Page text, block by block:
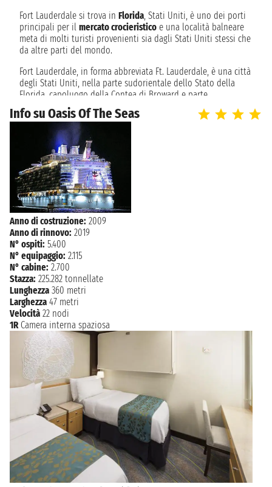
Fort Lauderdale si trova in Florida, Stati Uniti, è uno dei porti
principali per il mercato crocieristico e una località balneare
meta di molti turisti provenienti sia dagli Stati Uniti stessi che
da altre parti del mondo.
Fort Lauderdale, in forma abbreviata Ft. Lauderdale, è una città
degli Stati Uniti, nella parte sudorientale dello Stato della
Florida, capoluogo della Contea di Broward e parte
dell’aggregato urbano denominato South Florida Metropolitan
Area (o Grande Miami), facendo così parte d'un'area
metropolitana di circa 5 milioni e mezzo di abitanti.
Da qui parte la maggior parte delle crociere ai Caraibi, vista la
posizione strategica. Fort Lauderdale è la meta ideale per i
patiti della vita da spiaggia: non puoi perdere Hollywood
Beach, vicinissima al centro città e spiaggia molto vivace. Se
siete amanti dello shopping, siete nel posto giusto. I negozi
sono tantissimi e, se passeggiate nelle vie del centro, potete
anche trovare locali dove trascorrere le vostre serate. Visitate i
Giardini Flamingo, 60 acri di verde in cui potete vedere
fenicotteri, da cui prendono il nome, e alligatori godendo di
una flora rigogliosa e verdeggiante. Puoi esplorare tutte le
specie di animali e piante durante un safari indimenticabile.
Fort Lauderdale è una meta accogliente e rilassante e un
ottimo luogo dove trascorrere qualche giorno prima della
crociera. Da qui puoi trovare crociere delle migliori compagnie
come Royal Caribbean, Carnival Cruise Line, Holland America,
Princess Cruises e altre ancora.
Info su Oasis Of The Seas
Anno di costruzione: 2009
Anno di rinnovo: 2019
N° ospiti: 5.400
N° equipaggio: 2.115
N° cabine: 2.700
Stazza: 225.282 tonnellate
Lunghezza 360 metri
Larghezza 47 metri
Velocità 22 nodi
1R Camera interna spaziosa